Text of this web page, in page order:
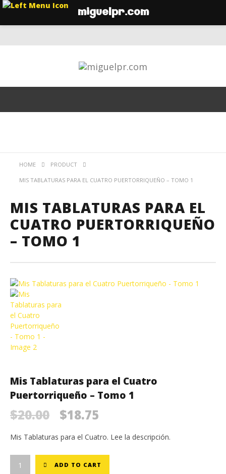
HOME PRODUCT
MIS TABLATURAS PARA EL CUATRO PUERTORRIQUEÑO – TOMO 1
MIS TABLATURAS PARA EL
CUATRO PUERTORRIQUEÑO
– TOMO 1
Mis Tablaturas para el Cuatro
Puertorriqueño – Tomo 1
$20.00
Original
price
was:
$20.00.
$18.75
price
is:
$18.75.
Mis Tablaturas para el Cuatro. Lee la descripción.
ADD TO CART
miguelpr.com